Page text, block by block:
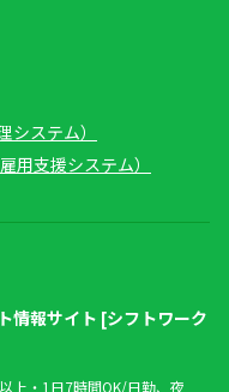
ステム）
用支援システム）
情報サイト [シフトワーク
上・1日7時間OK/日勤、夜